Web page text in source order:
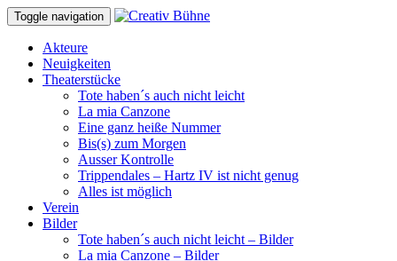
Toggle navigation
Akteure
Neuigkeiten
Theaterstücke
Tote haben´s auch nicht leicht
La mia Canzone
Eine ganz heiße Nummer
Bis(s) zum Morgen
Ausser Kontrolle
Trippendales – Hartz IV ist nicht genug
Alles ist möglich
Verein
Bilder
Tote haben´s auch nicht leicht – Bilder
La mia Canzone – Bilder